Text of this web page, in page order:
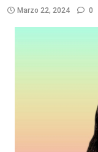
Marzo 22, 2024 0